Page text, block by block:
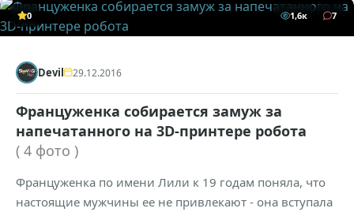
0 1,6к 7
Devil 29.12.2016
Француженка собирается замуж за
напечатанного на 3D-принтере робота
( 4 фото )
Француженка по имени Лили к 19 годам поняла, что
настоящие мужчины ее не привлекают - она вступала